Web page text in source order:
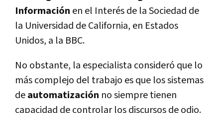
Información en el Interés de la Sociedad de
la Universidad de California, en Estados
Unidos, a la BBC.
No obstante, la especialista consideró que lo
más complejo del trabajo es que los sistemas
deautomatización no siempre tienen
capacidad de controlar los discursos de odio.